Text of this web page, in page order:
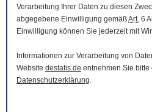
Verarbeitung Ihrer Daten zu diesen
abgegebene Einwilligung gemäßArt. 6
Einwilligung können Sie jederzeit mit
Informationen zur Verarbeitung von
Website destatis.de entnehmen Sie bitte
Datenschutzerklärung.